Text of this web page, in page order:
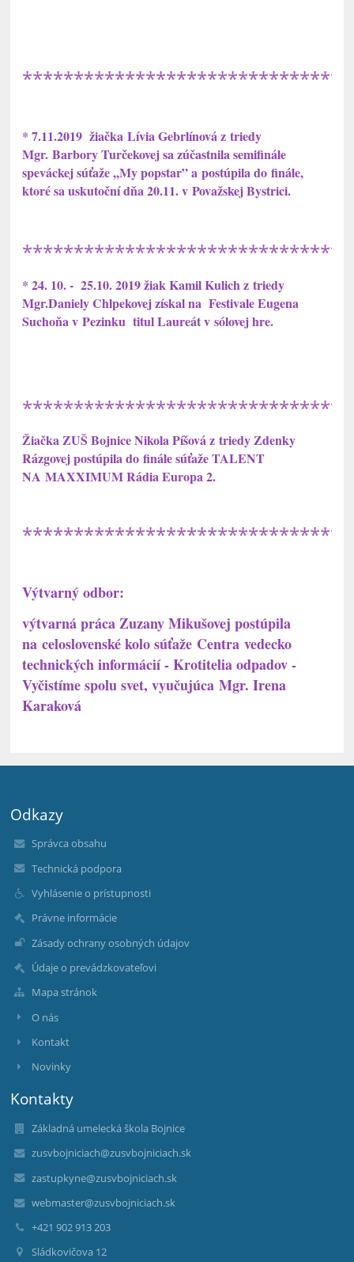
* 7.11.2019 žiačka Lívia Gebrlínová z triedy
Mgr. Barbory Turčekovej sa zúčastnila semifinále
speváckej súťaže ,,My popstar” a postúpila do finále,
ktoré sa uskutoční dňa 20.11. v Považskej Bystrici.
* 24. 10. - 25.10. 2019 žiak Kamil Kulich z triedy
Mgr.Daniely Chlpekovej získal na Festivale Eugena
Suchoňa v Pezinku titul Laureát v sólovej hre.
Žiačka ZUŠ Bojnice Nikola Píšová z triedy Zdenky
Rázgovej postúpila do finále súťaže TALENT
NA MAXXIMUM Rádia Europa 2.
Výtvarný odbor:
výtvarná práca Zuzany Mikušovej postúpila
na celoslovenské kolo súťaže Centra vedecko
technických informácií - Krotitelia odpadov -
Vyčistíme spolu svet, vyučujúca Mgr. Irena
Karaková
Odkazy
Správca obsahu
Technická podpora
Vyhlásenie o prístupnosti
Právne informácie
Zásady ochrany osobných údajov
Údaje o prevádzkovateľovi
Mapa stránok
O nás
Kontakt
Novinky
Kontakty
Základná umelecká škola Bojnice
zusvbojniciach@zusvbojniciach.sk
zastupkyne@zusvbojniciach.sk
webmaster@zusvbojniciach.sk
+421 902 913 203
Sládkovičova 12